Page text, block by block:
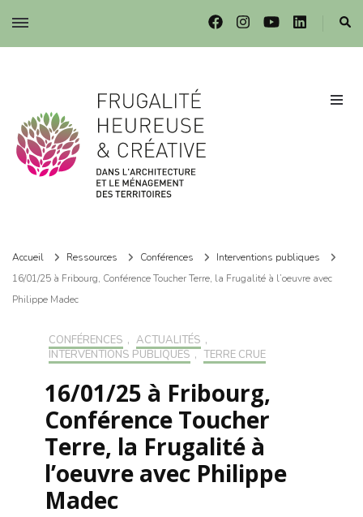
Frugalité dans l'architecture et le ménagement des territoires
Accueil Ressources Conférences
Interventions publiques
16/01/25 à Fribourg, Conférence Toucher Terre, la Frugalité à l’oeuvre avec
Philippe Madec
CONFÉRENCES , ACTUALITÉS ,
INTERVENTIONS PUBLIQUES , TERRE CRUE
16/01/25 à Fribourg,
Conférence Toucher
Terre, la Frugalité à
l’oeuvre avec Philippe
Madec